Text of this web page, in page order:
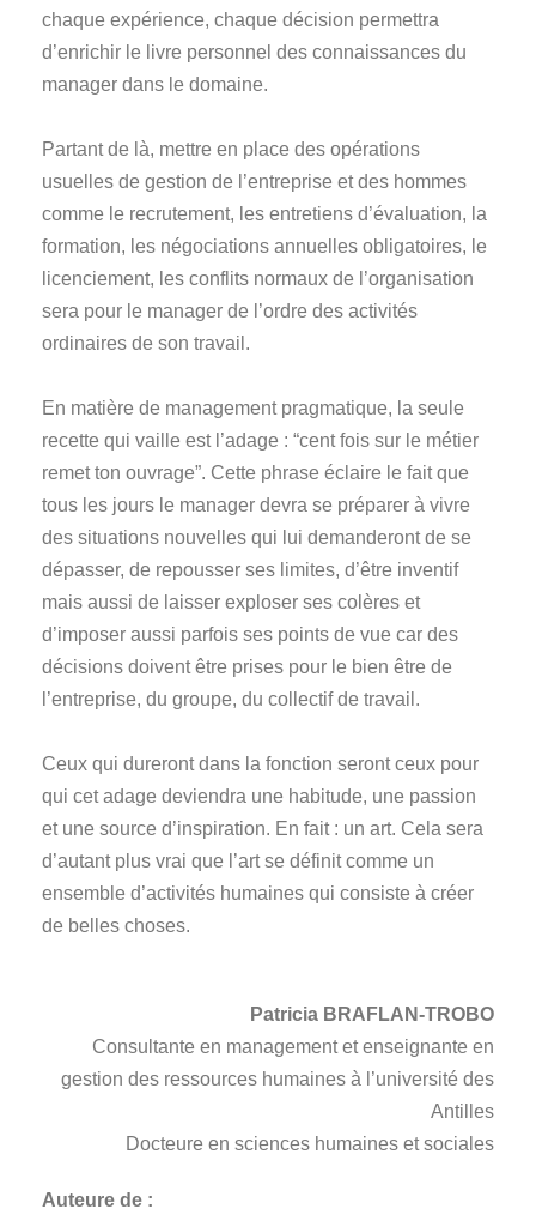
chaque expérience, chaque décision permettra
d’enrichir le livre personnel des connaissances du
manager dans le domaine.
Partant de là, mettre en place des opérations
usuelles de gestion de l’entreprise et des hommes
comme le recrutement, les entretiens d’évaluation, la
formation, les négociations annuelles obligatoires, le
licenciement, les conflits normaux de l’organisation
sera pour le manager de l’ordre des activités
ordinaires de son travail.
En matière de management pragmatique, la seule
recette qui vaille est l’adage : “cent fois sur le métier
remet ton ouvrage”. Cette phrase éclaire le fait que
tous les jours le manager devra se préparer à vivre
des situations nouvelles qui lui demanderont de se
dépasser, de repousser ses limites, d’être inventif
mais aussi de laisser exploser ses colères et
d’imposer aussi parfois ses points de vue car des
décisions doivent être prises pour le bien être de
l’entreprise, du groupe, du collectif de travail.
Ceux qui dureront dans la fonction seront ceux pour
qui cet adage deviendra une habitude, une passion
et une source d’inspiration. En fait : un art. Cela sera
d’autant plus vrai que l’art se définit comme un
ensemble d’activités humaines qui consiste à créer
de belles choses.
Patricia BRAFLAN-TROBO
Consultante en management et enseignante en
gestion des ressources humaines à l’université des
Antilles
Docteure en sciences humaines et sociales
Auteure de :